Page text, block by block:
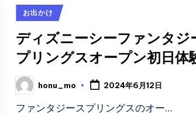
Posted
お出かけ
ディズニーシーファンタジ
プリングスオープン初日体
Posted
by
honu_mo 2024年6月12日
ファンタジースプリングスのオー…